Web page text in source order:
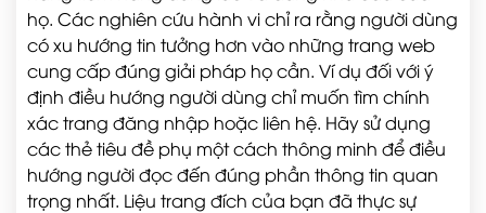
họ. Các nghiên cứu hành vi chỉ ra rằng người dùng
có xu hướng tin tưởng hơn vào những trang web
cung cấp đúng giải pháp họ cần. Ví dụ đối với ý
định điều hướng người dùng chỉ muốn tìm chính
xác trang đăng nhập hoặc liên hệ. Hãy sử dụng
các thẻ tiêu đề phụ một cách thông minh để điều
hướng người đọc đến đúng phần thông tin quan
trọng nhất. Liệu trang đích của bạn đã thực sự